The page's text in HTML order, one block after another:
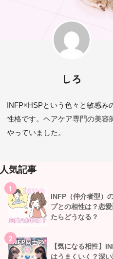
しろ
INFP×HSPという色々と敏感み
性格です。ヘアケア専門の美容
やっていました。
人気記事
1
INFP（仲介者型）
プとの相性は？恋
たらどうなる？
2
【気になる相性】
はうまくいく？深